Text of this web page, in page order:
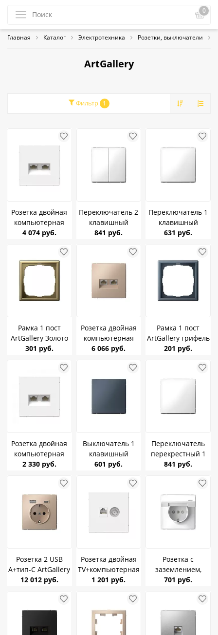
0
Главная Каталог Электротехника Розетки, выключатели
ArtGallery
Фильтр 1
Розетка двойная
компьютерная
RJ45+RJ45, кат.6е
4 074 руб.
Переключатель 2
клавишный
ArtGallery Белый
841 руб.
Переключатель 1
клавишный
ArtGallery Белый
631 руб.
Рамка 1 пост
ArtGallery Золото
SE GAL001601
301 руб.
Розетка двойная
компьютерная
RJ45+RJ45, кат.6е
Песочный SE
GAL001288
6 066 руб.
Рамка 1 пост
ArtGallery грифель
SE GAL000701
201 руб.
Розетка двойная
компьютерная
RJ45+RJ45, кат.5е
2 330 руб.
Выключатель 1
клавишный
ArtGallery грифель
601 руб.
Переключатель
перекрестный 1
клавишный
SE GAL000171
841 руб.
Розетка 2 USB
A+тип-C ArtGallery
Песочный SE
12 012 руб.
Розетка двойная
TV+компьютерная
RJ45, кат.5е
1 201 руб.
Розетка с
заземлением,
шторки, крышка
GAL440146
701 руб.